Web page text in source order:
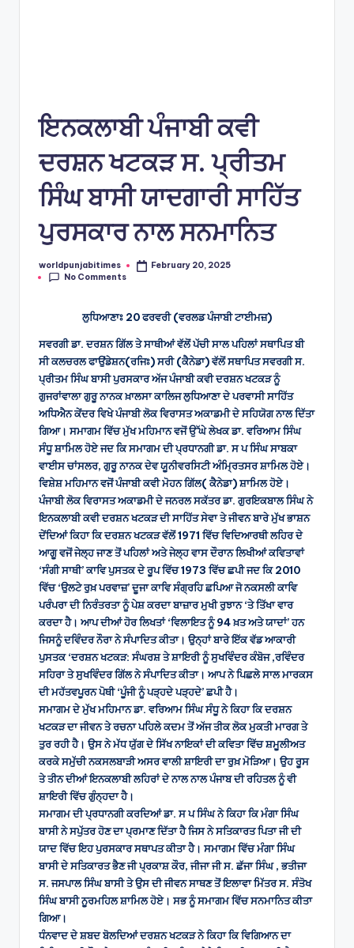
ਇਨਕਲਾਬੀ ਪੰਜਾਬੀ ਕਵੀ
ਦਰਸ਼ਨ ਖਟਕੜ ਸ. ਪ੍ਰੀਤਮ
ਸਿੰਘ ਬਾਸੀ ਯਾਦਗਾਰੀ ਸਾਹਿੱਤ
ਪੁਰਸਕਾਰ ਨਾਲ ਸਨਮਾਨਿਤ
Posted
by
worldpunjabitimes
February 20, 2025
No Comments
ਲੁਧਿਆਣਾਃ 20 ਫਰਵਰੀ (ਵਰਲਡ ਪੰਜਾਬੀ ਟਾਈਮਜ਼)
ਸਵਰਗੀ ਡਾ. ਦਰਸ਼ਨ ਗਿੱਲ ਤੇ ਸਾਥੀਆਂ ਵੱਲੋਂ ਪੱਚੀ ਸਾਲ ਪਹਿਲਾਂ ਸਥਾਪਿਤ ਬੀ
ਸੀ ਕਲਚਰਲ ਫਾਉਂਡੇਸ਼ਨ(ਰਜਿਃ) ਸਰੀ (ਕੈਨੇਡਾ) ਵੱਲੋਂ ਸਥਾਪਿਤ ਸਵਰਗੀ ਸ.
ਪ੍ਰੀਤਮ ਸਿੰਘ ਬਾਸੀ ਪੁਰਸਕਾਰ ਅੱਜ ਪੰਜਾਬੀ ਕਵੀ ਦਰਸ਼ਨ ਖਟਕੜ ਨੂੰ
ਗੁਜਰਾਂਵਾਲਾ ਗੁਰੂ ਨਾਨਕ ਖ਼ਾਲਸਾ ਕਾਲਿਜ ਲੁਧਿਆਣਾ ਦੇ ਪਰਵਾਸੀ ਸਾਹਿੱਤ
ਅਧਿਐਨ ਕੇਂਦਰ ਵਿਖੇ ਪੰਜਾਬੀ ਲੋਕ ਵਿਰਾਸਤ ਅਕਾਡਮੀ ਦੇ ਸਹਿਯੋਗ ਨਾਲ ਦਿੱਤਾ
ਗਿਆ। ਸਮਾਗਮ ਵਿੱਚ ਮੁੱਖ ਮਹਿਮਾਨ ਵਜੋਂ ਉੱਘੇ ਲੇਖਕ ਡਾ. ਵਰਿਆਮ ਸਿੰਘ
ਸੰਧੂ ਸ਼ਾਮਿਲ ਹੋਏ ਜਦ ਕਿ ਸਮਾਗਮ ਦੀ ਪ੍ਰਧਾਨਗੀ ਡਾ. ਸ ਪ ਸਿੰਘ ਸਾਬਕਾ
ਵਾਈਸ ਚਾਂਸਲਰ, ਗੁਰੂ ਨਾਨਕ ਦੇਵ ਯੂਨੀਵਰਸਿਟੀ ਅੰਮ੍ਰਿਤਸਰ ਸ਼ਾਮਿਲ ਹੋਏ।
ਵਿਸ਼ੇਸ਼ ਮਹਿਮਾਨ ਵਜੋਂ ਪੰਜਾਬੀ ਕਵੀ ਮੋਹਨ ਗਿੱਲ( ਕੈਨੇਡਾ) ਸ਼ਾਮਿਲ ਹੋਏ।
ਪੰਜਾਬੀ ਲੋਕ ਵਿਰਾਸਤ ਅਕਾਡਮੀ ਦੇ ਜਨਰਲ ਸਕੱਤਰ ਡਾ. ਗੁਰਇਕਬਾਲ ਸਿੰਘ ਨੇ
ਇਨਕਲਾਬੀ ਕਵੀ ਦਰਸ਼ਨ ਖਟਕੜ ਦੀ ਸਾਹਿੱਤ ਸੇਵਾ ਤੇ ਜੀਵਨ ਬਾਰੇ ਮੁੱਖ ਭਾਸ਼ਨ
ਦੇਂਦਿਆਂ ਕਿਹਾ ਕਿ ਦਰਸ਼ਨ ਖਟਕੜ ਵੱਲੋਂ 1971 ਵਿੱਚ ਵਿਦਿਆਰਥੀ ਲਹਿਰ ਦੇ
ਆਗੂ ਵਜੋਂ ਜੇਲ੍ਹ ਜਾਣ ਤੋਂ ਪਹਿਲਾਂ ਅਤੇ ਜੇਲ੍ਹ ਵਾਸ ਦੌਰਾਨ ਲਿਖੀਆਂ ਕਵਿਤਾਵਾਂ
‘ਸੰਗੀ ਸਾਥੀ’ ਕਾਵਿ ਪੁਸਤਕ ਦੇ ਰੂਪ ਵਿੱਚ 1973 ਵਿੱਚ ਛਪੀ ਜਦ ਕਿ 2010
ਵਿੱਚ ‘ਉਲਟੇ ਰੁਖ਼ ਪਰਵਾਜ਼’ ਦੂਜਾ ਕਾਵਿ ਸੰਗ੍ਰਹਿ ਛਪਿਆ ਜੋ ਨਕਸਲੀ ਕਾਵਿ
ਪਰੰਪਰਾ ਦੀ ਨਿਰੰਤਰਤਾ ਨੂੰ ਪੇਸ਼ ਕਰਦਾ ਬਾਜ਼ਾਰ ਮੁਖੀ ਰੁਝਾਨ ‘ਤੇ ਤਿੱਖਾ ਵਾਰ
ਕਰਦਾ ਹੈ। ਆਪ ਦੀਆਂ ਹੋਰ ਲਿਖਤਾਂ ‘ਵਿਲਾਇਤ ਨੂੰ 94 ਖ਼ਤ ਅਤੇ ਯਾਦਾਂ’ ਹਨ
ਜਿਸਨੂੰ ਦਵਿੰਦਰ ਨੌਰਾ ਨੇ ਸੰਪਾਦਿਤ ਕੀਤਾ। ਉਨ੍ਹਾਂ ਬਾਰੇ ਇੱਕ ਵੱਡ ਆਕਾਰੀ
ਪੁਸਤਕ ‘ਦਰਸ਼ਨ ਖਟਕੜ: ਸੰਘਰਸ਼ ਤੇ ਸ਼ਾਇਰੀ ਨੂੰ ਸੁਖਵਿੰਦਰ ਕੰਬੋਜ ,ਰਵਿੰਦਰ
ਸਹਿਰਾ ਤੇ ਸੁਖਵਿੰਦਰ ਗਿੱਲ ਨੇ ਸੰਪਾਦਿਤ ਕੀਤਾ। ਆਪ ਨੇ ਪਿਛਲੇ ਸਾਲ ਮਾਰਕਸ
ਦੀ ਮਹੱਤਵਪੂਰਨ ਪੋਥੀ ‘ਪੂੰਜੀ ਨੂੰ ਪੜ੍ਹਦੇ ਪੜ੍ਹਦੇ’ ਛਪੀ ਹੈ।
ਸਮਾਗਮ ਦੇ ਮੁੱਖ ਮਹਿਮਾਨ ਡਾ. ਵਰਿਆਮ ਸਿੰਘ ਸੰਧੂ ਨੇ ਕਿਹਾ ਕਿ ਦਰਸ਼ਨ
ਖਟਕੜ ਦਾ ਜੀਵਨ ਤੇ ਰਚਨਾ ਪਹਿਲੇ ਕਦਮ ਤੋਂ ਅੱਜ ਤੀਕ ਲੋਕ ਮੁਕਤੀ ਮਾਰਗ ਤੇ
ਤੁਰ ਰਹੀ ਹੈ। ਉਸ ਨੇ ਮੱਧ ਯੁੱਗ ਦੇ ਸਿੱਖ ਨਾਇਕਾਂ ਦੀ ਕਵਿਤਾ ਵਿੱਚ ਸ਼ਮੂਲੀਅਤ
ਕਰਕੇ ਸਮੁੱਚੀ ਨਕਸਲਬਾੜੀ ਅਸਰ ਵਾਲੀ ਸ਼ਾਇਰੀ ਦਾ ਰੁਖ਼ ਮੋੜਿਆ। ਉਹ ਰੂਸ
ਤੇ ਤੀਨ ਦੀਆਂ ਇਨਕਲਾਬੀ ਲਹਿਰਾਂ ਦੇ ਨਾਲ ਨਾਲ ਪੰਜਾਬ ਦੀ ਰਹਿਤਲ ਨੂੰ ਵੀ
ਸ਼ਾਇਰੀ ਵਿੱਚ ਗੁੰਨ੍ਹਦਾ ਹੈ।
ਸਮਾਗਮ ਦੀ ਪ੍ਰਧਾਨਗੀ ਕਰਦਿਆਂ ਡਾ. ਸ ਪ ਸਿੰਘ ਨੇ ਕਿਹਾ ਕਿ ਮੰਗਾ ਸਿੰਘ
ਬਾਸੀ ਨੇ ਸਪੁੱਤਰ ਹੋਣ ਦਾ ਪ੍ਰਮਾਣ ਦਿੱਤਾ ਹੈ ਜਿਸ ਨੇ ਸਤਿਕਾਰਤ ਪਿਤਾ ਜੀ ਦੀ
ਯਾਦ ਵਿੱਚ ਇਹ ਪੁਰਸਕਾਰ ਸਥਾਪਤ ਕੀਤਾ ਹੈ। ਸਮਾਗਮ ਵਿੱਚ ਮੰਗਾ ਸਿੰਘ
ਬਾਸੀ ਦੇ ਸਤਿਕਾਰਤ ਭੈਣ ਜੀ ਪ੍ਰਕਾਸ਼ ਕੌਰ, ਜੀਜਾ ਜੀ ਸ. ਛੱਜਾ ਸਿੰਘ , ਭਤੀਜਾ
ਸ. ਜਸਪਾਲ ਸਿੰਘ ਬਾਸੀ ਤੇ ਉਸ ਦੀ ਜੀਵਨ ਸਾਥਣ ਤੋਂ ਇਲਾਵਾ ਮਿੱਤਰ ਸ. ਸੰਤੋਖ
ਸਿੰਘ ਬਾਸੀ ਨੂਰਮਹਿਲ ਸ਼ਾਮਿਲ ਹੋਏ। ਸਭ ਨੂੰ ਸਮਾਗਮ ਵਿੱਚ ਸਨਮਾਨਿਤ ਕੀਤਾ
ਗਿਆ।
ਧੰਨਵਾਦ ਦੇ ਸ਼ਬਦ ਬੋਲਦਿਆਂ ਦਰਸ਼ਨ ਖਟਕੜ ਨੇ ਕਿਹਾ ਕਿ ਵਿਗਿਆਨ ਦਾ